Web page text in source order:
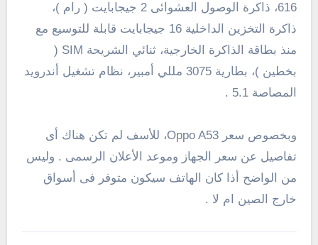
616، ذاكرة الوصول العشوائى 2 جيجابايت ( رام )،
ذاكرة التخزين الداخلية 16 جيجابايت قابلة للتوسيع مع
منذ بطاقة الذاكرة الخارجية، ثنائي الشريحة SIM
(
بخطين )، بطارية 3075 مللي أمبير
، نظام تشغيل أندرويد
المصاصة 5.1 .
وبخصوص سعر Oppo A53، للأسف لم تكن هناك أى
تفاصيل عن سعر الجهاز وموعد الأعلان الرسمى . وليس
من الواضح أذا كان الهاتف سيكون متوفر فى أسواق
خارج الصين ام لا .